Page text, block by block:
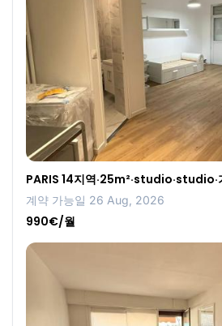
PARIS 14지역·25m²·studio·studio·
계약 가능일 26 Aug, 2026
990€/월